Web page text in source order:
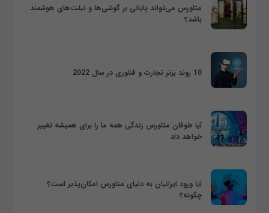
متاورس می‌تواند پایانی بر گوشی‌ها و تبلت‌های هوشمند
باشد؟
10 روند برتر تجارت و فناوری در سال 2022
آیا طوفان متاورس زندگی همه ما را برای همیشه تغییر
خواهد داد
آیا ورود ایرانیان به دنیای متاورس امکان‌پذیر است؟
چگونه؟